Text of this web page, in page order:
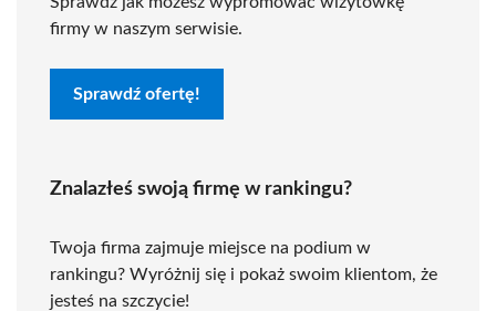
firmy w naszym serwisie.
Sprawdź ofertę!
Znalazłeś swoją firmę w rankingu?
Twoja firma zajmuje miejsce na podium w
rankingu? Wyróżnij się i pokaż swoim klientom, że
jesteś na szczycie!